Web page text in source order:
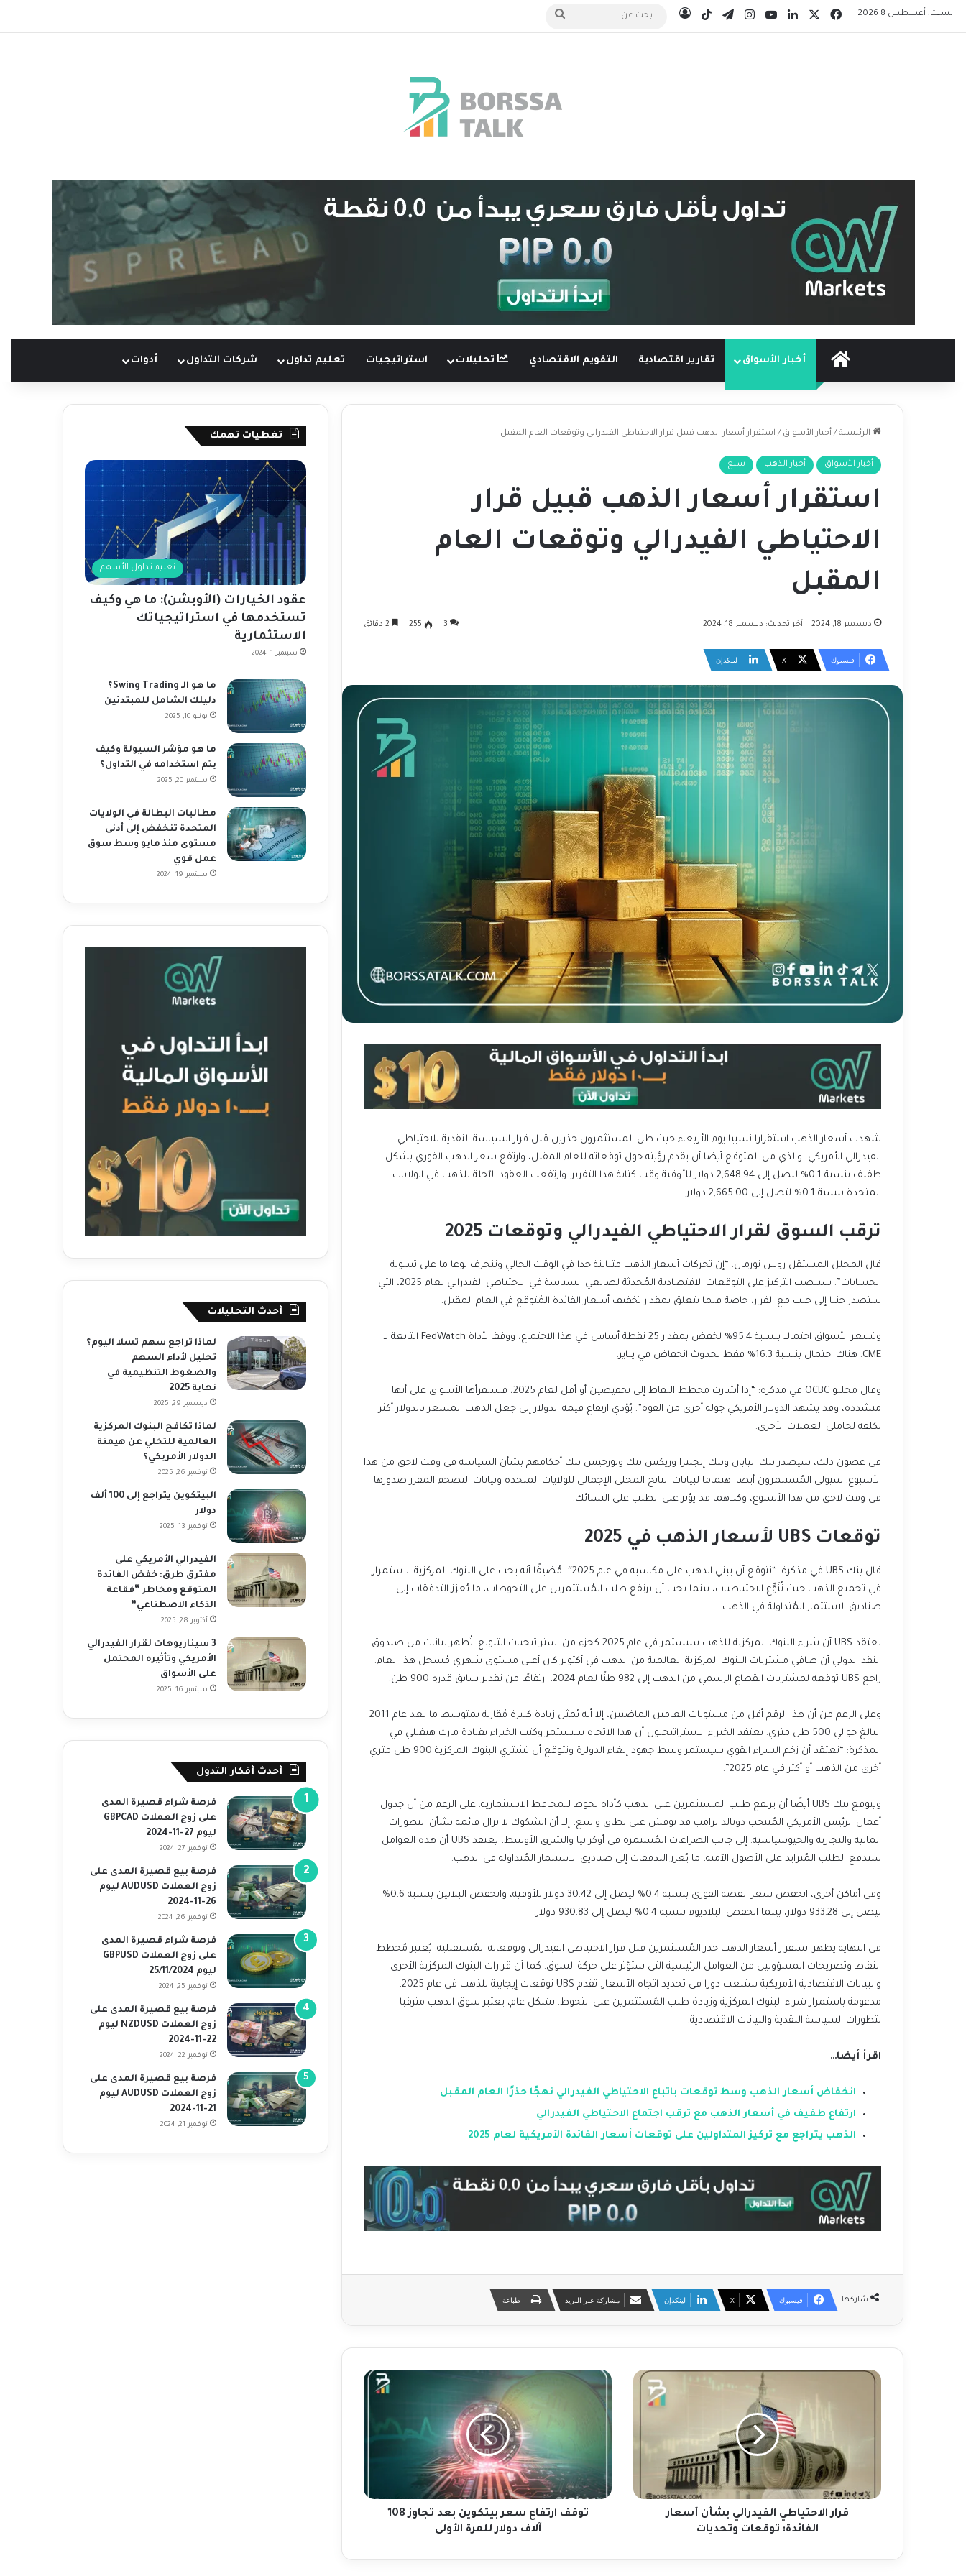
السبت, أغسطس 8 2026 فيسبوك لينكدإن‫YouTubeانستقرامتيلقرام‫TikTokتسجيل الدخول
الرئيسيةأخبار الأسواق تقارير اقتصادية التقويم الاقتصادي تحليلات استراتيجيات تعليم تداول شركات التداول أدوات
الرئيسية / أخبار الأسواق / استقرار أسعار الذهب قبيل قرار الاحتياطي الفيدرالي وتوقعات العام المقبل
أخبار الأسواق أخبار الذهب سلع
استقرار أسعار الذهب قبيل قرار
الاحتياطي الفيدرالي وتوقعات العام
المقبل
ديسمبر 18, 2024 آخر تحديث: ديسمبر 18, 2024 3
255
فيسبوك ‫X لينكدإن
شهدت أسعار الذهب استقرارا نسبيا يوم الأربعاء حيث ظل المستثمرون حذرين قبل قرار السياسة النقدية للاحتياطي
الفيدرالي الأمريكي، والذي من المتوقع أيضا أن يقدم رؤيته حول توقعاته للعام المقبل، وارتفع سعر الذهب الفوري بشكل
طفيف بنسبة 0.1% ليصل إلى 2,648.94 دولار للأوقية وقت كتابة هذا التقرير. وارتفعت العقود الآجلة للذهب في الولايات
المتحدة بنسبة 0.1% لتصل إلى 2,665.00 دولار.
ترقب السوق لقرار الاحتياطي الفيدرالي وتوقعات 2025
قال المحلل المستقل روس نورمان: “إن تحركات أسعار الذهب متباينة جدا في الوقت الحالي وتنجرف نوعا ما على تسوية
الحسابات”. سينصب التركيز على التوقعات الاقتصادية المُحدثة لصانعي السياسة في الاحتياطي الفيدرالي لعام 2025، التي
ستصدر جنبا إلى جنب مع القرار، خاصة فيما يتعلق بمقدار تخفيف أسعار الفائدة المُتوقع في العام المقبل.
وتسعر الأسواق احتمالا بنسبة 95.4% لخفض بمقدار 25 نقطة أساس في هذا الاجتماع، ووفقا لأداة FedWatch التابعة لـ
CME. هناك احتمال بنسبة 16.3% فقط لحدوث انخفاض في يناير.
وقال محللو OCBC في مذكرة: “إذا أشارت مخطط النقاط إلى تخفيضين أو أقل لعام 2025، فستقرأها الأسواق على أنها
متشددة، وقد يشهد الدولار الأمريكي جولة أخرى من القوة”. يُؤدي ارتفاع قيمة الدولار إلى جعل الذهب المسعر بالدولار أكثر
تكلفة لحاملي العملات الأخرى.
في غضون ذلك، سيصدر بنك اليابان وبنك إنجلترا وريكس بنك ونورجيس بنك أحكامهم بشأن السياسة في وقت لاحق من هذا
الأسبوع. سيولي المُستثمرون أيضا اهتماما لبيانات الناتج المحلي الإجمالي للولايات المتحدة وبيانات التضخم المقرر صدورها
في وقت لاحق من هذا الأسبوع، وكلاهما قد يؤثر على الطلب على السبائك.
توقعات UBS لأسعار الذهب في 2025
قال بنك UBS في مذكرة: “نتوقع أن يبني الذهب على مكاسبه في عام 2025″، مُضيفًا أنه يجب على البنوك المركزية الاستمرار
في تجميع الذهب حيث تُنَوِّع الاحتياطيات، بينما يجب أن يرتفع طلب المُستثمرين على التحوطات، ما يُعزز التدفقات إلى
صناديق الاستثمار المُتداولة في الذهب.
يعتقد UBS أن شراء البنوك المركزية للذهب سيستمر في عام 2025 كجزء من استراتيجيات التنويع. تُظهر بيانات من صندوق
النقد الدولي أن صافي مشتريات البنوك المركزية العالمية من الذهب في أكتوبر كان أعلى مستوى شهري مُسجل هذا العام.
راجع UBS توقعه لمشتريات القطاع الرسمي من الذهب إلى 982 طنًا لعام 2024، ارتفاعًا من تقدير سابق قدره 900 طن.
وعلى الرغم من أن هذا الرقم أقل من مستويات العامين الماضيين، إلا أنه يُمثل زيادة كبيرة مُقارنة بمتوسط ما بعد عام 2011
البالغ حوالي 500 طن متري. يعتقد الخبراء الاستراتيجيون أن هذا الاتجاه سيستمر وكتب الخبراء بقيادة مارك هيفيلي في
المذكرة: “نعتقد أن زخم الشراء القوي سيستمر وسط جهود إلغاء الدولرة ونتوقع أن تشتري البنوك المركزية 900 طن متري
أخرى من الذهب أو أكثر في عام 2025”.
ويتوقع بنك UBS أيضًا أن يرتفع طلب المستثمرين على الذهب كأداة تحوط للمحافظ الاستثمارية. على الرغم من أن جدول
أعمال الرئيس الأمريكي المُنتخب دونالد ترامب قد نوقش على نطاق واسع، إلا أن الشكوك لا تزال قائمة بشأن التطورات
المالية والتجارية والجيوسياسية. إلى جانب الصراعات المُستمرة في أوكرانيا والشرق الأوسط، يعتقد UBS أن هذه العوامل
ستدفع الطلب المُتزايد على الأصول الآمنة، ما يُعزز التدفقات إلى صناديق الاستثمار المُتداولة في الذهب.
وفي أماكن أخرى، انخفض سعر الفضة الفوري بنسبة 0.4% ليصل إلى 30.42 دولار للأوقية، وانخفض البلاتين بنسبة 0.6%
ليصل إلى 933.28 دولار، بينما انخفض البلاديوم بنسبة 0.4% ليصل إلى 930.83 دولار.
في النهاية يظهر استقرار أسعار الذهب حذر المُستثمرين قبل قرار الاحتياطي الفيدرالي وتوقعاته المُستقبلية. يُعتبر مُخطط
النقاط وتصريحات المسؤولين من العوامل الرئيسية التي ستؤثر على حركة السوق. كما أن قرارات البنوك المركزية الأخرى
والبيانات الاقتصادية الأمريكية ستلعب دورا في تحديد اتجاه الأسعار. تقدم UBS توقعات إيجابية للذهب في عام 2025،
مدعومة باستمرار شراء البنوك المركزية وزيادة طلب المُستثمرين على التحوط. بشكل عام، يعتبر سوق الذهب مترقبا
لتطورات السياسة النقدية والبيانات الاقتصادية.
اقرأ أيضا…
انخفاض أسعار الذهب وسط توقعات باتباع الاحتياطي الفيدرالي نهجًا حذرًا العام المقبل
ارتفاع طفيف في أسعار الذهب مع ترقب اجتماع الاحتياطي الفيدرالي
الذهب يتراجع مع تركيز المتداولين على توقعات أسعار الفائدة الأمريكية لعام 2025
شاركها فيسبوك ‫X لينكدإن مشاركة عبر البريد طباعة
ق
ت
ي
قرار الاحتياطي الفيدرالي بشأن أسعار
الفائدة: توقعات وتحديات
ت
و
ف
ا
ر
توقف ارتفاع سعر بيتكوين بعد تجاوز 108
آلاف دولار للمرة الأولى
تغطيات تهمك
تعليم تداول الأسهم
عقود الخيارات (الأوبشن): ما هي وكيف
تستخدمها في استراتيجياتك
الاستثمارية
سبتمبر 1, 2024
ما هو الـ Swing Trading؟
دليلك الشامل للمبتدئين
يونيو 10, 2025
ما هو مؤشر السيولة وكيف
يتم استخدامه في التداول؟
سبتمبر 20, 2025
مطالبات البطالة في الولايات
المتحدة تنخفض إلى أدنى
مستوى منذ مايو وسط سوق
عمل قوي
سبتمبر 19, 2024
أحدث التحليلات
لماذا تراجع سهم تسلا اليوم؟
تحليل لأداء السهم
والضغوط التنظيمية في
نهاية 2025
ديسمبر 29, 2025
لماذا تكافح البنوك المركزية
العالمية للتخلي عن هيمنة
الدولار الأمريكي؟
نوفمبر 26, 2025
البيتكوين يتراجع إلى 100 ألف
دولار
نوفمبر 13, 2025
الفيدرالي الأمريكي على
مفترق طرق: خفض الفائدة
المتوقع ومخاطر “فقاعة
الذكاء الاصطناعي”
أكتوبر 28, 2025
3 سيناريوهات لقرار الفيدرالي
الأمريكي وتأثيره المحتمل
على الأسواق
سبتمبر 16, 2025
أحدث أفكار التدول
فرصة شراء قصيرة المدى
على زوج العملات GBPCAD
ليوم 27-11-2024
نوفمبر 27, 2024
فرصة بيع قصيرة المدى على
زوج العملات AUDUSD ليوم
26-11-2024
نوفمبر 26, 2024
فرصة شراء قصيرة المدى
على زوج العملات GBPUSD
ليوم 25/11/2024
نوفمبر 25, 2024
فرصة بيع قصيرة المدى على
زوج العملات NZDUSD ليوم
22-11-2024
نوفمبر 22, 2024
فرصة بيع قصيرة المدى على
زوج العملات AUDUSD ليوم
21-11-2024
نوفمبر 21, 2024